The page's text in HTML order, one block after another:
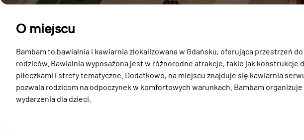
O miejscu
Bambam to bawialnia i kawiarnia zlokalizowana w Gdańsku, oferująca przestrzeń
rodziców. Bawialnia wyposażona jest w różnorodne atrakcje, takie jak konstrukcje
piłeczkami i strefy tematyczne. Dodatkowo, na miejscu znajduje się kawiarnia
pozwala rodzicom na odpoczynek w komfortowych warunkach. Bambam
wydarzenia dla dzieci.